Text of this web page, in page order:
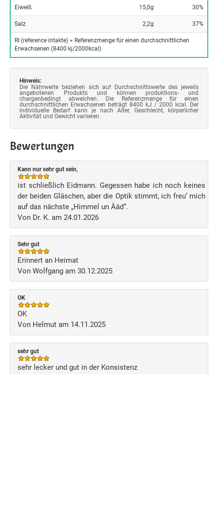
Eiweiß 15,0g 30%
Salz 2,2g 37%
RI (reference intakte) = Referenzmenge für einen durchschnittlichen
Erwachsenen (8400 kj/2000kcal)
Hinweis:
Die Nährwerte beziehen sich auf Durchschnittswerte des jeweils
angebotenen Produkts und können produktions- und
chargenbedingt abweichen. Die Referenzmenge für einen
durchschnittlichen Erwachsenen beträgt 8400 kJ / 2000 kcal. Der
individuelle Bedarf kann je nach Alter, Geschlecht, körperlicher
Aktivität und Gewicht variieren.
Bewertungen
Kann nur sehr gut sein,
ist schließlich Eidmann. Gegessen habe ich noch keines
der beiden Gläschen, aber die Optik stimmt, ich freu‘ mich
auf das nächste „Himmel un Ääd“.
Von Dr. K. am 24.01.2026
Sehr gut
Erinnert an Heimat
Von Wolfgang am 30.12.2025
OK
OK
Von Helmut am 14.11.2025
sehr gut
sehr lecker und gut in der Konsistenz